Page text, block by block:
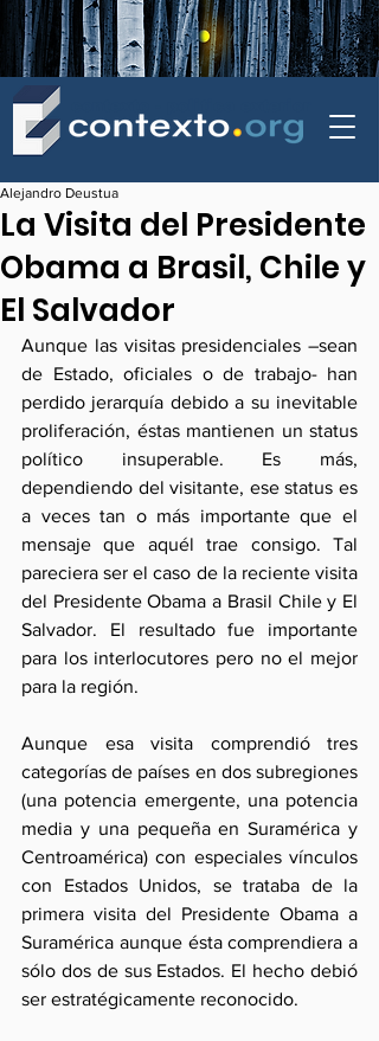
La Visita del Presidente
Obama a Brasil, Chile y
El Salvador
Alejandro Deustua
Aunque las visitas presidenciales –sean
de Estado, oficiales o de trabajo- han
perdido jerarquía debido a su inevitable
proliferación, éstas mantienen un status
político insuperable. Es más,
dependiendo del visitante, ese status es
a veces tan o más importante que el
mensaje que aquél trae consigo. Tal
pareciera ser el caso de la reciente visita
del Presidente Obama a Brasil Chile y El
Salvador. El resultado fue importante
para los interlocutores pero no el mejor
para la región.
Aunque esa visita comprendió tres
categorías de países en dos subregiones
(una potencia emergente, una potencia
media y una pequeña en Suramérica y
Centroamérica) con especiales vínculos
con Estados Unidos, se trataba de la
primera visita del Presidente Obama a
Suramérica aunque ésta comprendiera a
sólo dos de sus Estados. El hecho debió
ser estratégicamente reconocido.